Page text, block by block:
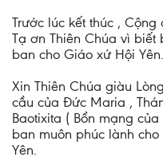
Trước lúc kết thúc ,
Tạ ơn Thiên Chúa vì
ban cho Giáo xứ Hội Yên.
Xin Thiên Chúa giàu
cầu của Đức Maria ,
Baotixita ( Bổn mạng
ban muôn phúc lành
Yên.